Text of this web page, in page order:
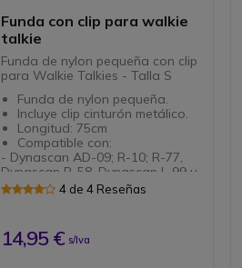
Funda con clip para walkie
talkie
Funda de nylon pequeña con clip
para Walkie Talkies - Talla S
Funda de nylon pequeña.
Incluye clip cinturón metálico.
Longitud: 75cm
Compatible con:
- Dynascan AD-09; R-10; R-77,
Dynascan R-58, Dynascan L-99 y
Dynascan DA 350., V400; DB48,
RL120Consúltenos para saber si
es compatible con otros
4 de 4 Reseñas
14,95 € s/Iva